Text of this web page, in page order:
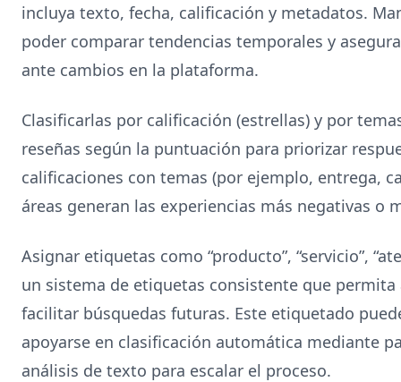
incluya texto, fecha, calificación y metadatos.
poder comparar tendencias temporales y
ante cambios en la plataforma.
Clasificarlas por calificación (estrellas) y por
reseñas según la puntuación para priorizar
calificaciones con temas (por ejemplo, entrega,
áreas generan las experiencias más negativas o
Asignar etiquetas como “producto”, “servicio”,
un sistema de etiquetas consistente que
facilitar búsquedas futuras. Este etiquetado
apoyarse en clasificación automática mediante
análisis de texto para escalar el proceso.